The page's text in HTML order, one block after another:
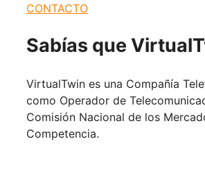
CONTACTO
Sabías que
VirtualTwin es una Compañía
como Operador de
Comisión Nacional de los
Competencia.